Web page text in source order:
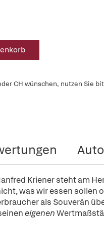
CH wünschen, nutzen Sie
Kriener steht am
was wir essen sollen
als Souverän
eigenen